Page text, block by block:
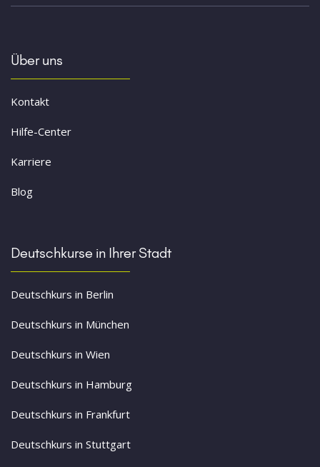
Über uns
Kontakt
Hilfe-Center
Karriere
Blog
Deutschkurse in Ihrer Stadt
Deutschkurs in Berlin
Deutschkurs in München
Deutschkurs in Wien
Deutschkurs in Hamburg
Deutschkurs in Frankfurt
Deutschkurs in Stuttgart